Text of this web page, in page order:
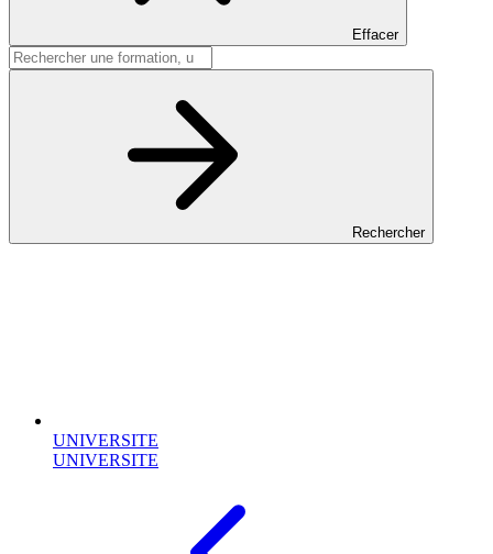
Effacer
Rechercher
UNIVERSITE
UNIVERSITE